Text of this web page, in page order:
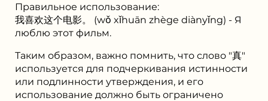
Правильное использование:
我喜欢这个电影。 (wǒ xǐhuān zhège diànyǐng) - Я
люблю этот фильм.
Таким образом, важно помнить, что слово "真"
используется для подчеркивания истинности
или подлинности утверждения, и его
использование должно быть ограничено